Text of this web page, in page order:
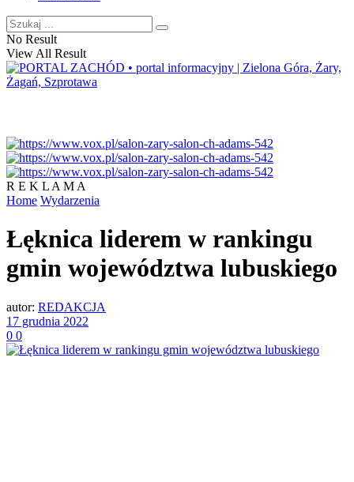
No Result
View All Result
R E K L A M A
Home Wydarzenia
Łęknica liderem w rankingu
gmin województwa lubuskiego
autor: REDAKCJA
17 grudnia 2022
0 0